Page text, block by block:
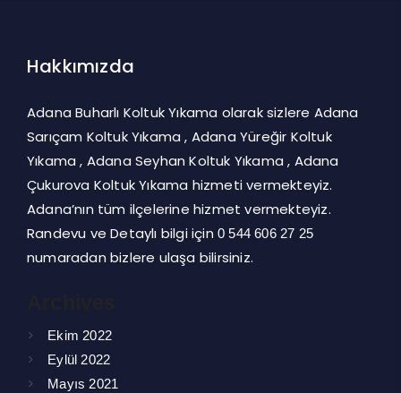
Hakkımızda
Adana Buharlı Koltuk Yıkama olarak sizlere Adana
Sarıçam Koltuk Yıkama , Adana Yüreğir Koltuk
Yıkama , Adana Seyhan Koltuk Yıkama , Adana
Çukurova Koltuk Yıkama hizmeti vermekteyiz.
Adana’nın tüm ilçelerine hizmet vermekteyiz.
Randevu ve Detaylı bilgi için 0 544 606 27 25
numaradan bizlere ulaşa bilirsiniz.
Ekim 2022
Eylül 2022
Mayıs 2021